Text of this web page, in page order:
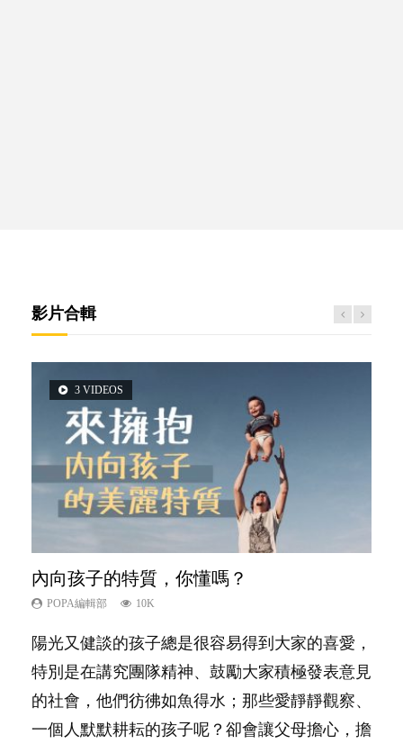
影片合輯
3 VIDEOS
內向孩子的特質，你懂嗎？
POPA編輯部 10K
陽光又健談的孩子總是很容易得到大家的喜愛，
特別是在講究團隊精神、鼓勵大家積極發表意見
的社會，他們彷彿如魚得水；那些愛靜靜觀察、
一個人默默耕耘的孩子呢？卻會讓父母擔心，擔
5 VIDEOS
夫妻必看！經營婚姻，沒捷徑
POPA編輯部 22.9K
你是不是也曾經以為只要跟相愛的人結婚，就自
然能走到白頭，但生了孩子卻發現事情不如你所
料？ 經營婚姻，不如我們想像的簡單，卻也不
是大家說得那麼難。一起來認識婚姻的真相！...
14 VIDEOS
新手父母不用怕
POPA編輯部 16.3K
相信許多人初為人父母，由懷孕開始到孩子呱呱
落地，心中都有數之不盡的問題～這裡一次過集
合我們以往製作過的相關短片。 這段路讓我們
跟你同行～...
2 VIDEOS
想孩子學好外語，點做好？
POPA編輯部 9.9K
有人話學多種語言越早開始越好，有人卻說一時
間太多語言，會令孩子感到混淆，到底誰是誰
非？聽聽專家怎樣說，解開語言學習的迷思～...
6 VIDEOS
孩子能力天注定？
POPA編輯部 7.9K
很多父母都希望孩子係個「叻仔叻女」，學業別
太差，日常自理井井有條。這樣的孩子是萬中無
一，還是魚與熊掌，不能兼得？...